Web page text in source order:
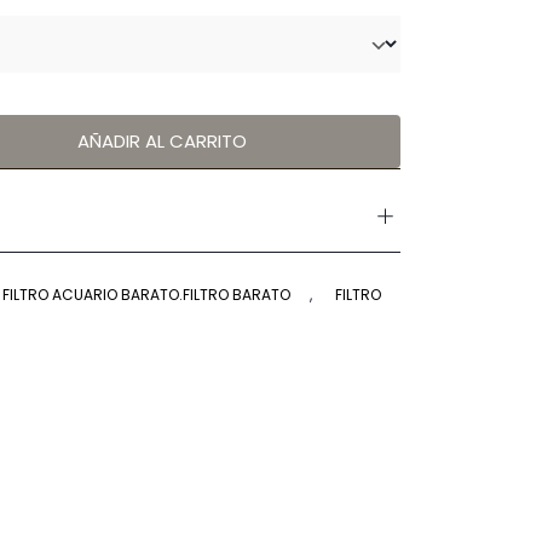
AÑADIR AL CARRITO
FILTRO ACUARIO BARATO.FILTRO BARATO ,
FILTRO